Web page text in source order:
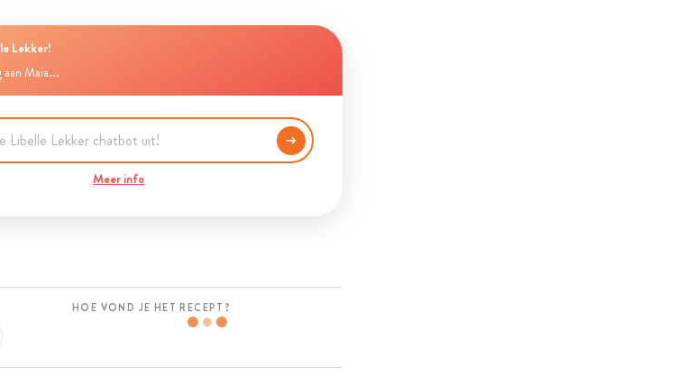
Lekker!
aan Maia...
Meer info
HOE VOND JE HET RECEPT?